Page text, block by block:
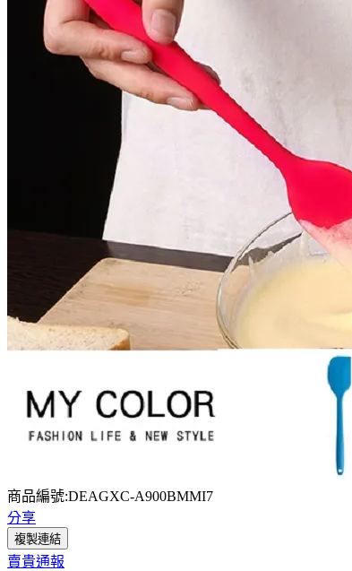
商品編號:DEAGXC-A900BMMI7
分享
複製連結
賣貴通報